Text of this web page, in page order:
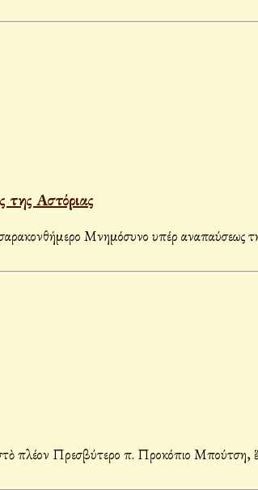
Αστόριας
πλέον Πρεσβύτερο π. Προκόπιο Μπούτση,